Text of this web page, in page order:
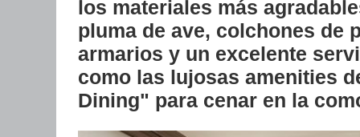
los materiales más
pluma de ave, colchones de
armarios y un excelente
como las lujosas amenities
Dining" para cenar en la